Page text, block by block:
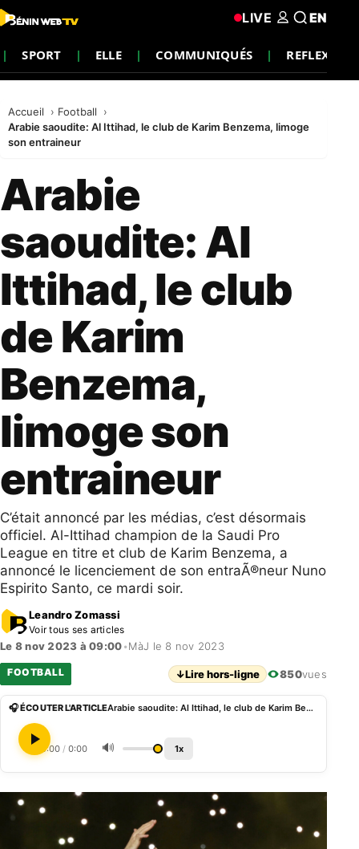
SPORT ELLE COMMUNIQUÉS REFLEXION
LIVE EN
Accueil
Football
Arabie saoudite: Al Ittihad, le club de Karim Benzema, limoge
son entraineur
Arabie
saoudite: Al
Ittihad, le club
de Karim
Benzema,
limoge son
entraineur
C’était annoncé par les médias, c’est désormais
officiel. Al-Ittihad champion de la Saudi Pro
League en titre et club de Karim Benzema, a
annoncé le licenciement de son entraÃ®neur Nuno
Espirito Santo, ce mardi soir.
Leandro Zomassi
Voir tous ses articles
Le 8 nov 2023 à 09:00•MàJ le 8 nov 2023
FOOTBALL ↓Lire hors-ligne 850vues
🎧 ÉCOUTER L'ARTICLE Arabie saoudite: Al Ittihad, le club de Karim Benzema, limoge son entraineur
0:00 / 0:00 🔊 1x